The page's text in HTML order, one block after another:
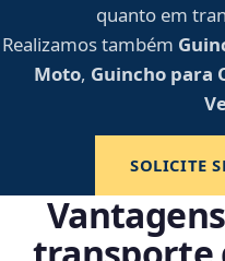
quanto em
Realizamos também
Moto, Guincho para
SOLICITE